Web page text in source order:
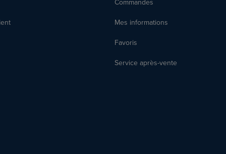
Commandes
Mes informations
Favoris
Service après-vente